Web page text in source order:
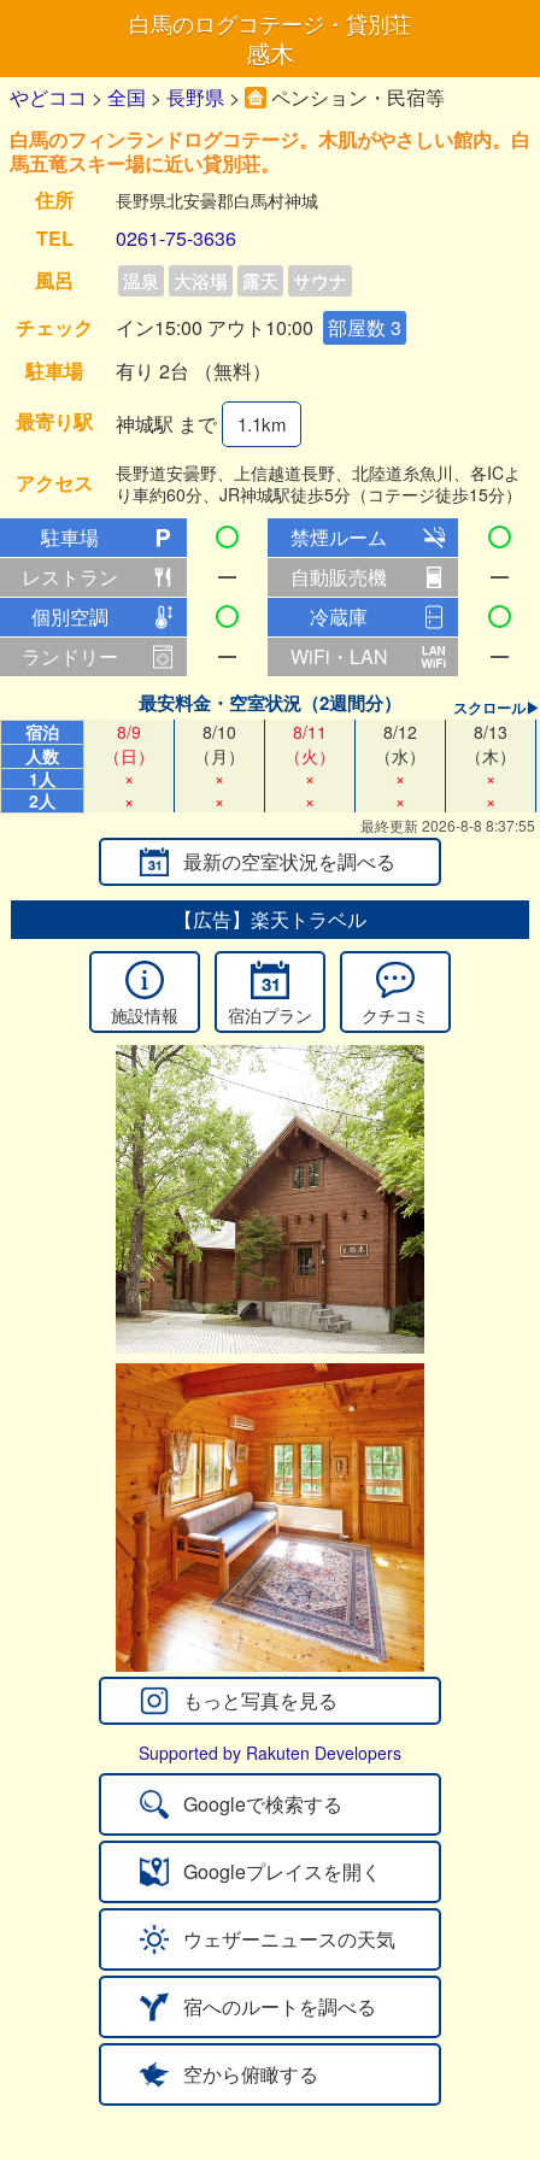
白馬のログコテージ・貸別荘
感木
やどココ > 全国 > 長野県 >
ペンション・民宿等
白馬のフィンランドログコテージ。木肌がやさしい館内。白
馬五竜スキー場に近い貸別荘。
住所
長野県北安曇郡白馬村神城
TEL
0261-75-3636
風呂
温泉 大浴場 露天 サウナ
チェック イン15:00 アウト10:00 部屋数 3
駐車場
有り 2台 （無料）
最寄り駅
神城駅 まで 1.1km
アクセス
長野道安曇野、上信越道長野、北陸道糸魚川、各ICよ
り車約60分、JR神城駅徒歩5分（コテージ徒歩15分）
駐車場
禁煙ルーム
レストラン
自動販売機
個別空調
冷蔵庫
ランドリー
WiFi・LAN
Supported by Rakuten Developers
Googleで検索する
Googleプレイスを開く
ウェザーニュースの天気
宿へのルートを調べる
空から俯瞰する
【広告】楽天トラベル
施設情報 宿泊プラン クチコミ
もっと写真を見る
最安料金・空室状況（2週間分） スクロール▶
宿泊 8/9 8/10 8/11 8/12
8/13
人数
（日） （月） （火） （水）
（木）
1人
× × × ×
×
2人
× × × × ×
最終更新 2026-8-8 8:37:55
最新の空室状況を調べる